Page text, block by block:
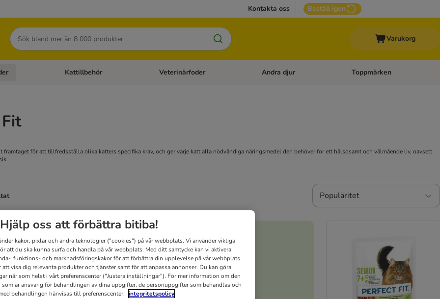
Kontakta oss Beställ igen
Sök
Varukorg
menu: HundtillbehörOpen category menu: Kattfoder
Kattillbehör Open category menu: Kattillbehör
Veterinärfoder Open category menu: Veterinärfoder
Andra djur Open category menu: Andra
Toppmärken
framtaget för att tillfredsställa olika katters specifika krav, och ger varje katt alla nödvändiga näringsmedel den behöver för ett hälsosamt och välmående liv, oavsett
Populäritet
Hjälp oss att förbättra bitiba!
kakor, pixlar och andra teknologier ("cookies") på vår webbplats. Vi använder viktiga
att du ska kunna surfa och handla på vår webbplats. Med ditt samtycke kan vi aktivera
, funktions- och marknadsföringskakor för att förbättra din upplevelse på vår webbplats
att visa dig relevanta produkter och tjänster samt för att anpassa annonser. Du kan göra
när som helst i vårt preferenscenter ("Justera inställningar"). För mer information om den
som är ansvarig för behandlingen av dina uppgifter, de personuppgifter som behandlas och
behandlingen hänvisas till preferenscenter. integritetspolicy